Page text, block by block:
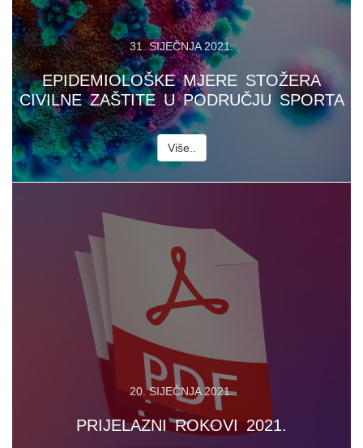
31. SIJEČNJA 2021.
EPIDEMIOLOŠKE MJERE STOŽERA
CIVILNE ZAŠTITE U PODRUČJU SPORTA
Više..
20. SIJEČNJA 2021.
PRIJELAZNI ROKOVI 2021.